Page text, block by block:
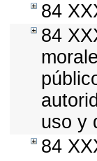
84
84
uso y
84